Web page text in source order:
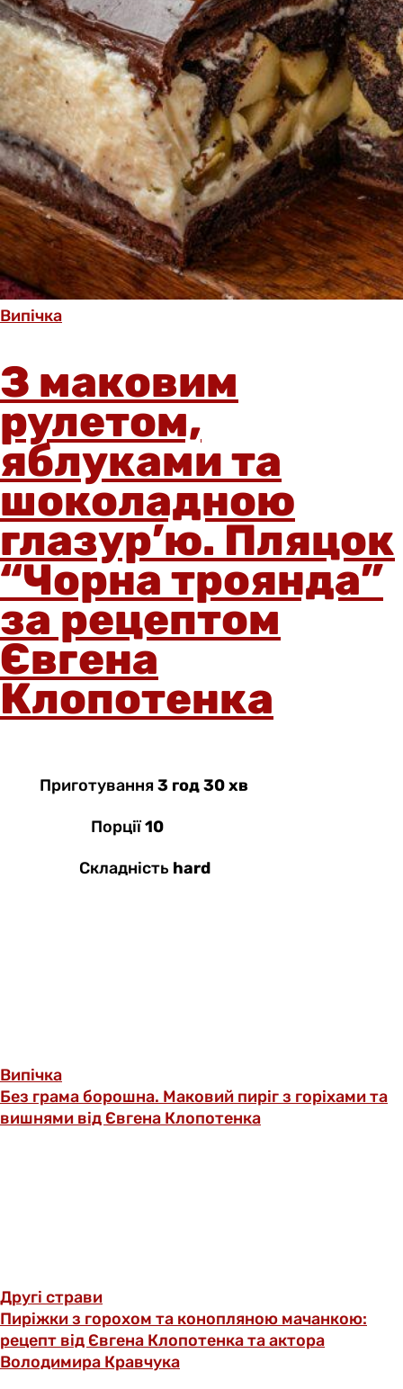
Випічка
З маковим
рулетом,
яблуками та
шоколадною
глазур’ю. Пляцок
“Чорна троянда”
за рецептом
Євгена
Клопотенка
Приготування3 год 30 хв
Порції10
Складність hard
Випічка
Без грама борошна. Маковий пиріг з горіхами та
вишнями від Євгена Клопотенка
Другі страви
Пиріжки з горохом та конопляною мачанкою:
рецепт від Євгена Клопотенка та актора
Володимира Кравчука